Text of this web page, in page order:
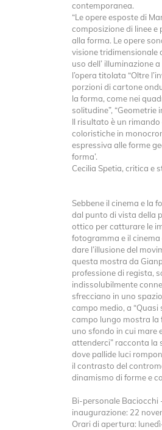
contemporanea.
“Le opere esposte di
composizione di linee e
alla forma. Le opere
visione tridimensionale
uso dell’ illuminazione
l’opera titolata “Oltre
porzioni di cartone
la forma, come nei
solitudine”, “Geometrie
Il risultato è un
coloristiche in
espressiva alle forme
forma’.
Cecilia Spetia, critica e
Sebbene il cinema e la
dal punto di vista della
ottico per catturare le
fotogramma e il
dare l’illusione del
questa mostra da
professione di regista,
indissolubilmente
sfrecciano in uno
campo medio, a
campo lungo mostra la
uno sfondo in cui mare
attenderci” racconta la
dove pallide luci
il contrasto del
dinamismo di forme e
Bi-personale Baciocchi
inaugurazione: 22
Orari di apertura: